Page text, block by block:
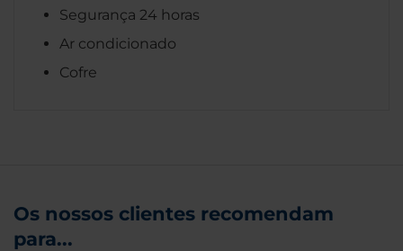
Segurança 24 horas
Ar condicionado
Cofre
Os nossos clientes recomendam
para...